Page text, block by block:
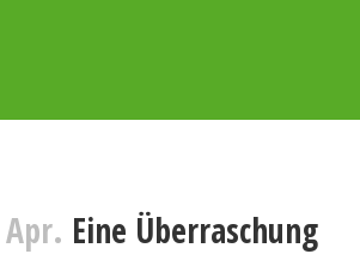
Eine Überraschung